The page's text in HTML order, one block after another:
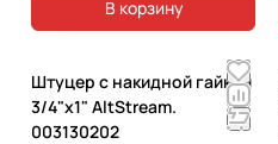
В корзину
Штуцер с накидной гайкой
3/4"x1" AltStream.
003130202